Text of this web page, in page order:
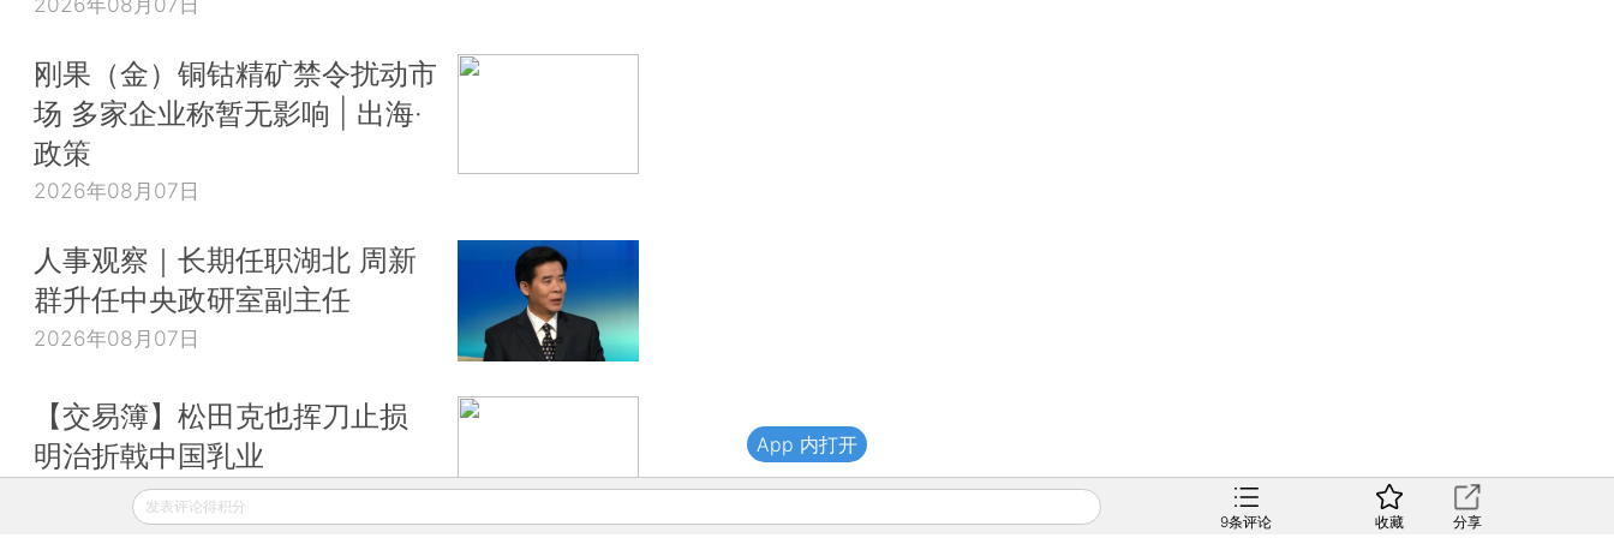
刚果（金）铜钴精矿禁令扰动市
场 多家企业称暂无影响 | 出海·
政策
2026年08月07日
人事观察｜长期任职湖北 周新
群升任中央政研室副主任
2026年08月07日
【交易簿】松田克也挥刀止损
明治折戟中国乳业
2026年08月07日
发表评论得积分
9条评论 收藏 分享
App 内打开